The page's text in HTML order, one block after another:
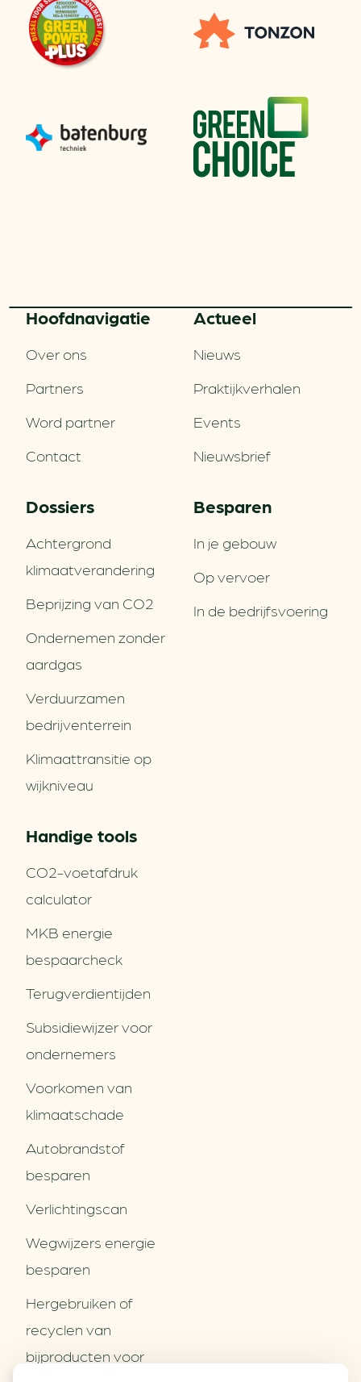
Partners
Contact
Hoofd­navigatie
Over ons
Partners
Word partner
Contact
Actueel
Nieuws
Praktijkverhalen
Events
Nieuwsbrief
Dossiers
Achtergrond
klimaatverandering
Beprijzing van CO2
Ondernemen zonder
aardgas
Verduurzamen
bedrijventerrein
Klimaattransitie op
wijkniveau
Besparen
In je gebouw
Op vervoer
In de bedrijfsvoering
Handige tools
CO2-voetafdruk
calculator
MKB energie
bespaarcheck
Terugverdien­tijden
Subsidiewijzer voor
ondernemers
Voorkomen van
klimaatschade
Autobrandstof
besparen
Verlichtingscan
Wegwijzers energie
besparen
Hergebruiken of
recyclen van
bijproducten voor